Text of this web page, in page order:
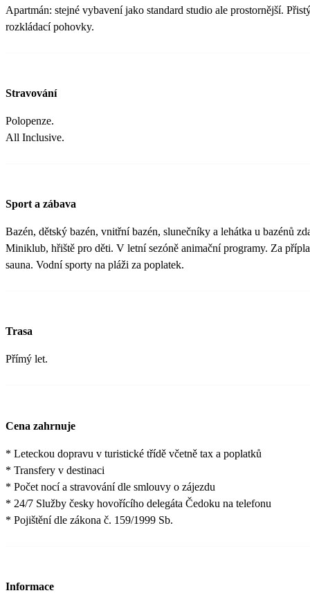
Apartmán: stejné vybavení jako standard studio ale prostornější.
rozkládací pohovky.
Stravování
Polopenze.
All Inclusive.
Sport a zábava
Bazén, dětský bazén, vnitřní bazén, slunečníky a lehátka u bazénů
Miniklub, hřiště pro děti. V letní sezóně animační programy. Za
sauna. Vodní sporty na pláži za poplatek.
Trasa
Přímý let.
Cena zahrnuje
* Leteckou dopravu v turistické třídě včetně tax a poplatků
* Transfery v destinaci
* Počet nocí a stravování dle smlouvy o zájezdu
* 24/7 Služby česky hovořícího delegáta Čedoku na telefonu
* Pojištění dle zákona č. 159/1999 Sb.
Informace